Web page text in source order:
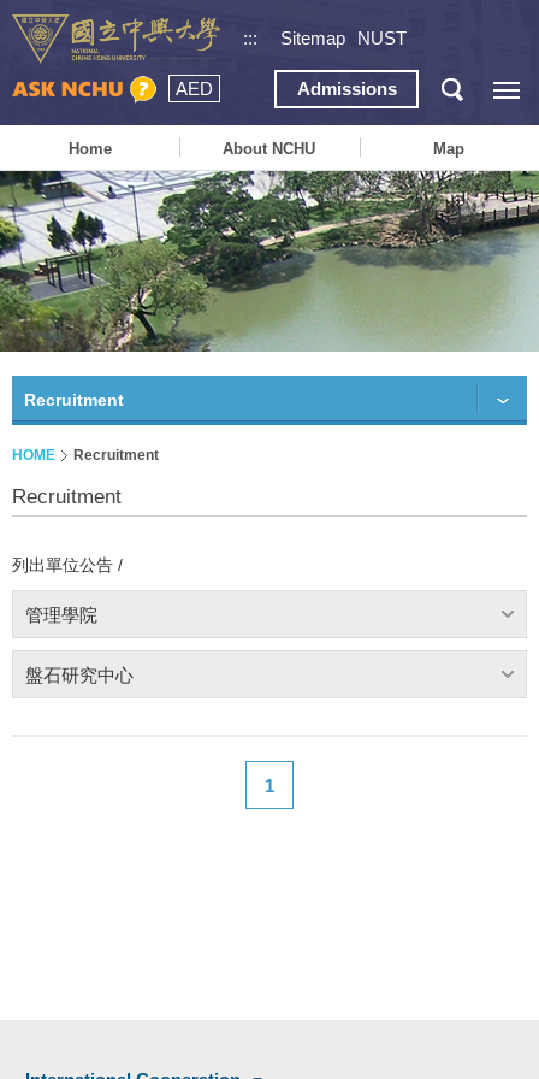
::: Sitemap NUST
AED Admissions
Home About NCHU Map
Recruitment
HOME Recruitment
Recruitment
列出單位公告 /
管理學院
盤石研究中心
1